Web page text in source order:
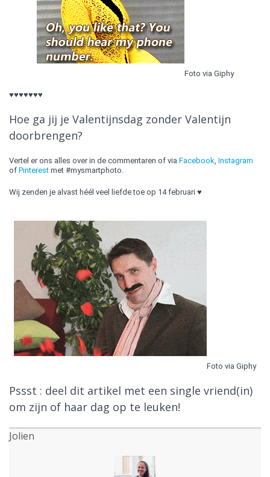
Foto via Giphy
♥♥♥♥♥♥♥
Hoe ga jij je Valentijnsdag zonder Valentijn
doorbrengen?
Vertel er ons alles over in de commentaren of via Facebook Instagram
of Pinterest met #mysmartphoto.
Wij zenden je alvast héél veel liefde toe op 14 februari ♥
Foto via Giphy
Pssst : deel dit artikel met een single vriend(in)
om zijn of haar dag op te leuken!
Jolien